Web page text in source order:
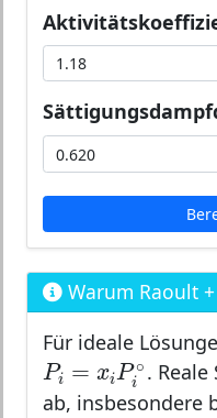
Warum Raoult
Für ideale
Pi = xiP ∘
i
Pi =x P ∘ .
ab, insbesondere